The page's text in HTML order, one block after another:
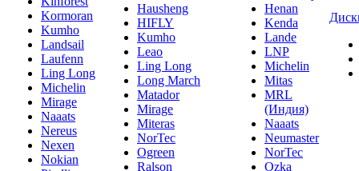
Kormoran
Kumho
Landsail
Laufenn
Ling Long
Michelin
Mirage
Naaats
Nereus
Nexen
Nokian
Hausheng
HIFLY
Kumho
Leao
Ling Long
Long March
Matador
Mirage
Miteras
NorTec
Ogreen
Ralson
Henan
Kenda
Lande
LNP
Michelin
Mitas
MRL
(Индия)
Naaats
Neumaster
NorTec
Ozka